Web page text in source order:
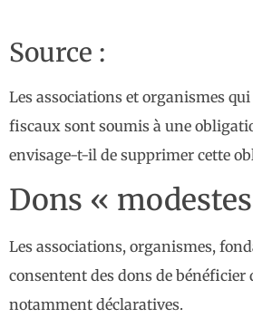
Source :
Les associations et organismes
fiscaux sont soumis à une
envisage-t-il de supprimer cette
Dons «
Les associations, organismes,
consentent des dons de
notamment déclaratives.